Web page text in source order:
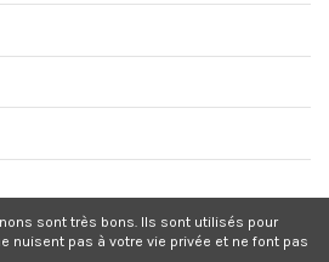
sont très bons. Ils sont utilisés pour
nuisent pas à votre vie privée et ne font pas